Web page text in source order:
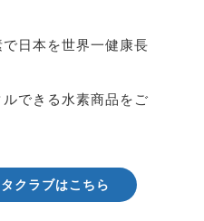
日本を世界一健康長
できる水素商品をご
クラブはこちら